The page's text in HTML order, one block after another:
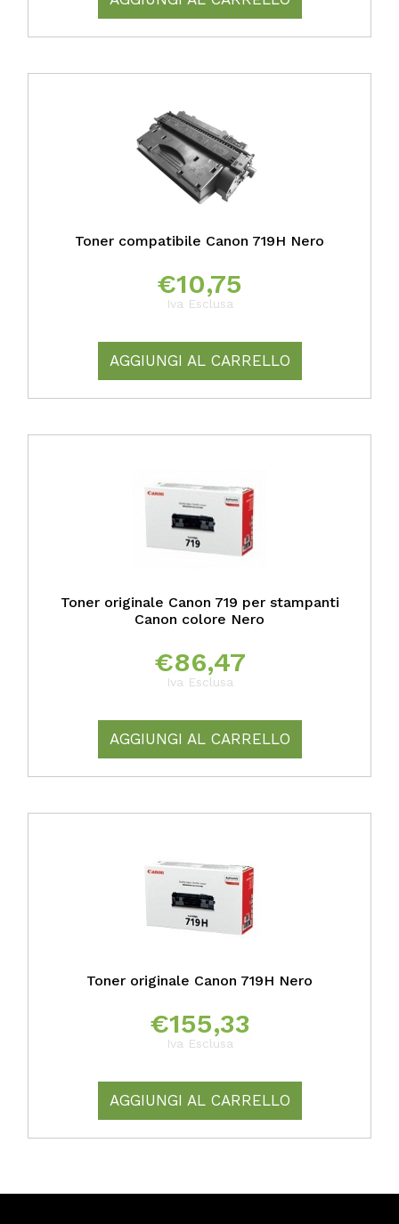
Toner compatibile Canon 719H Nero
€10,75
Iva Esclusa
AGGIUNGI AL CARRELLO
Toner originale Canon 719 per stampanti
Canon colore Nero
€86,47
Iva Esclusa
AGGIUNGI AL CARRELLO
Toner originale Canon 719H Nero
€155,33
Iva Esclusa
AGGIUNGI AL CARRELLO